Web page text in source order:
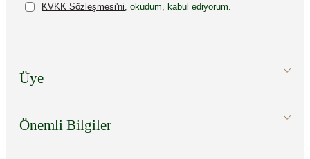
KVKK Sözleşmesi'ni , okudum, kabul ediyorum.
Üye
Önemli Bilgiler